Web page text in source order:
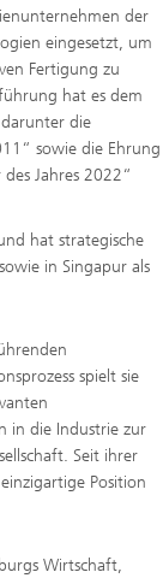
der
eingesetzt, um
Fertigung zu
hat es dem
die
sowie die Ehrung
Jahres 2022“
hat strategische
in Singapur als
spielt sie
in die Industrie zur
Seit ihrer
Position
Wirtschaft,